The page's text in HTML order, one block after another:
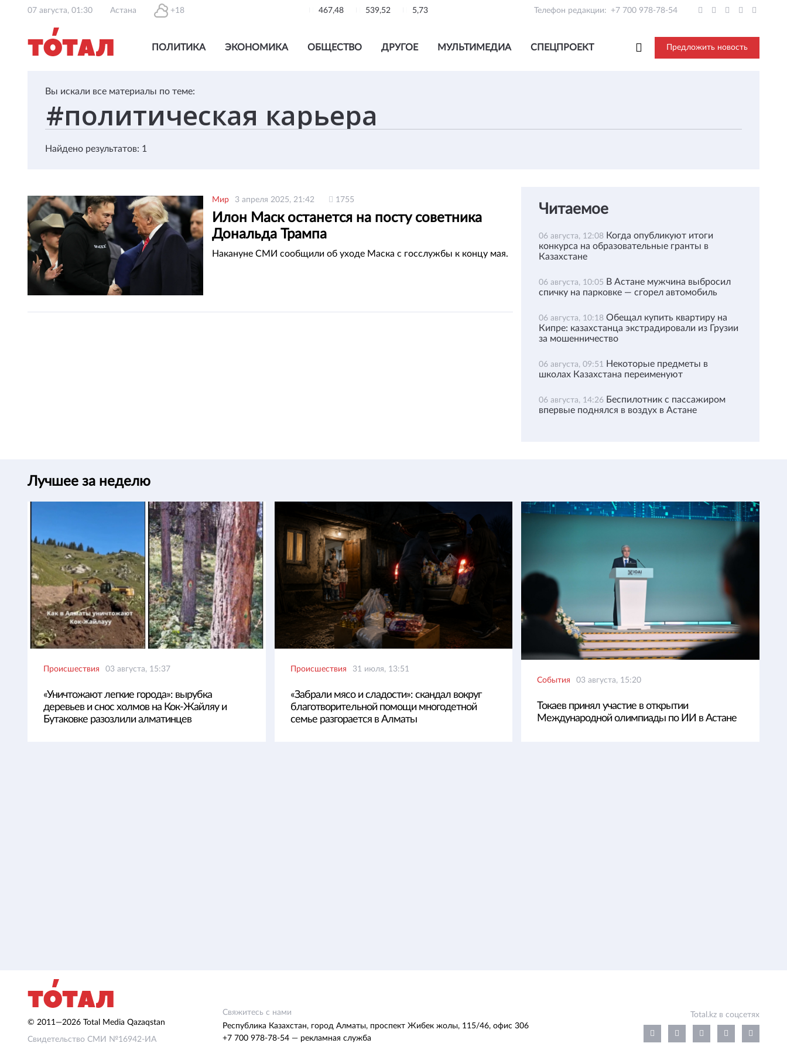
07 августа, 01:30 Астана +18 467,48 539,52 5,73 Телефон редакции: +7 700 978-78-54
ПОЛИТИКА ЭКОНОМИКА ОБЩЕСТВО ДРУГОЕ МУЛЬТИМЕДИА СПЕЦПРОЕКТ Предложить новость
Вы искали все материалы по теме:
Найдено результатов: 1
Мир 3 апреля 2025, 21:42 1755
Илон Маск останется на посту советника
Дональда Трампа
Накануне СМИ сообщили об уходе Маска с госслужбы к концу мая.
Читаемое
06 августа, 12:08 Когда опубликуют итоги
конкурса на образовательные гранты в
Казахстане
06 августа, 10:05 В Астане мужчина выбросил
спичку на парковке — сгорел автомобиль
06 августа, 10:18 Обещал купить квартиру на
Кипре: казахстанца экстрадировали из Грузии
за мошенничество
06 августа, 09:51 Некоторые предметы в
школах Казахстана переименуют
06 августа, 14:26 Беспилотник с пассажиром
впервые поднялся в воздух в Астане
Лучшее за неделю
Происшествия 03 августа, 15:37
«Уничтожают легкие города»: вырубка
деревьев и снос холмов на Кок-Жайляу и
Бутаковке разозлили алматинцев
Происшествия 31 июля, 13:51
«Забрали мясо и сладости»: скандал вокруг
благотворительной помощи многодетной
семье разгорается в Алматы
События 03 августа, 15:20
Токаев принял участие в открытии
Международной олимпиады по ИИ в Астане
© 2011—2026 Total Media Qazaqstan
Свидетельство СМИ №16942-ИА
Свяжитесь с нами
Республика Казахстан, город Алматы, проспект Жибек жолы, 115/46, офис 306
+7 700 978-78-54 — рекламная служба
Total.kz в соцсетях